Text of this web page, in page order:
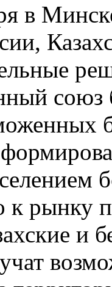
в
союз
рынку
и